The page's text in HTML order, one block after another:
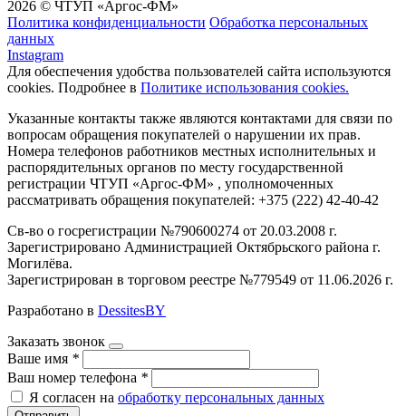
2026 © ЧТУП «Аргос-ФМ»
Политика конфиденциальности Обработка персональных
данных
Instagram
Для обеспечения удобства пользователей сайта используются
cookies. Подробнее в Политике использования cookies.
Указанные контакты также являются контактами для связи по
вопросам обращения покупателей о нарушении их прав.
Номера телефонов работников местных исполнительных и
распорядительных органов по месту государственной
регистрации ЧТУП «Аргос-ФМ» , уполномоченных
рассматривать обращения покупателей: +375 (222) 42-40-42
Св-во о госрегистрации №790600274 от 20.03.2008 г.
Зарегистрировано Администрацией Октябрьского района г.
Могилёва.
Зарегистрирован в торговом реестре №779549 от 11.06.2026 г.
Разработано в DessitesBY
Заказать звонок
Ваше имя *
Ваш номер телефона *
Я согласен на обработку персональных данных